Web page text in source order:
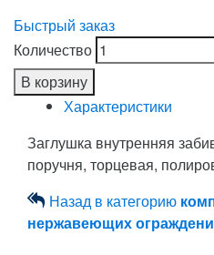
Быстрый заказ
Количество
В корзину
Характеристики
Заглушка внутренняя
поручня, торцевая,
Назад в категорию
нержавеющих